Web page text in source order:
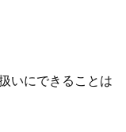
いにできることは